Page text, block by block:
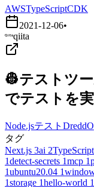
AWSTypeScriptCDK
2021-12-06•
qiita
👷テストツ
でテストを
Node.jsテスト Dredd
タグ
Next.js 3ai 2TypeScript
1detect-secrets 1mcp 1
1ubuntu20.04 1
1storage 1hello-world 1